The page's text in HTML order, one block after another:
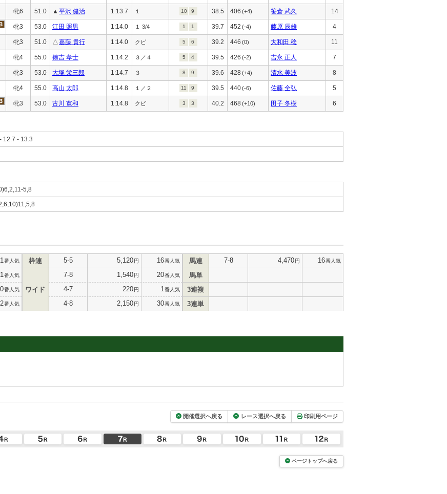
牝6 51.0 ▲ 平沢 健治 1:13.7 １ 10 9 38.5 406 (+4) 笹倉 武久 14
牝3 53.0 江田 照男 1:14.0 １ 3/4 1 1 39.7 452 (-4) 藤原 辰雄 4
牝3 51.0 △嘉藤 貴行 1:14.0 クビ 5 6 39.2 446 (0) 大和田 稔 11
牝4 55.0 徳吉 孝士 1:14.2 ３／４ 5 4 39.5 426 (-2) 吉永 正人 7
牝3 53.0 大塚 栄三郎 1:14.7 ３ 8 9 39.6 428 (+4) 清水 美波 8
牝4 55.0 高山 太郎 1:14.8 １／２ 11 9 39.5 440(-6) 佐藤 全弘 5
牝3 53.0 古川 寛和 1:14.8 クビ 3 3 40.2 468 (+10) 田子 冬樹 6
12.7 - 13.3
5,8
1 番人気
1 番人気
番人気
2番人気
枠連 5-5 5,120円 16番人気
ワイド
7-8 1,540円 20番人気
4-7 220円 1 番人気
4-8 2,150円 30番人気
馬連 7-8 4,470円 16番人気
馬単
3連複
3連単
開催選択へ戻る レース選択へ戻る 印刷用ページ
ページトップへ戻る